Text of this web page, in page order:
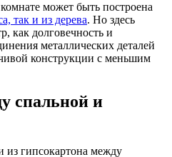
может быть построена
так и из дерева. Но здесь
как долговечность и
металлических деталей
конструкции с меньшим
спальной и
из гипсокартона между